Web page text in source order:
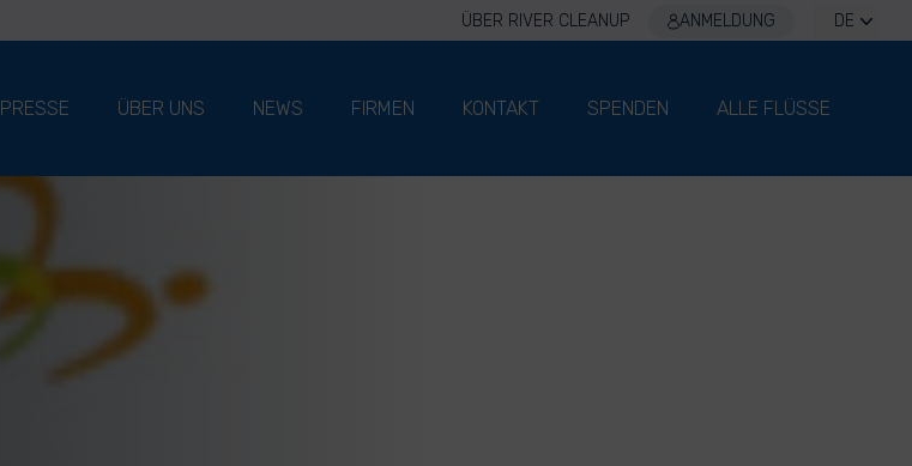
ÜBER RIVER CLEANUP ANMELDUNG DE
PRESSE ÜBER UNS NEWS FIRMEN KONTAKT SPENDEN ALLE FLÜSSE